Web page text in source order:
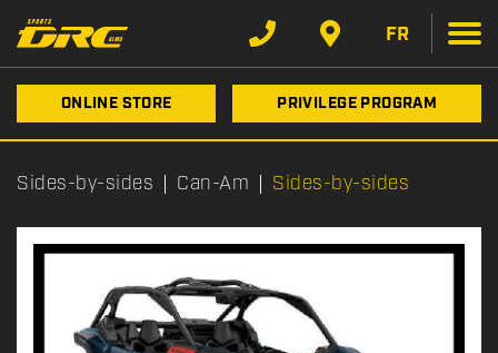
FR
ONLINE STORE PRIVILEGE PROGRAM
Sides-by-sides Can-Am Sides-by-sides